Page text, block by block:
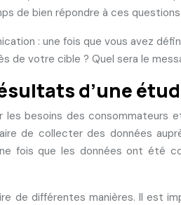
de bien répondre à ces questions.
: une fois que vous avez
de votre cible ? Quel sera le
d’une
les besoins des
de collecter des données
fois que les données ont été
de différentes manières. Il est